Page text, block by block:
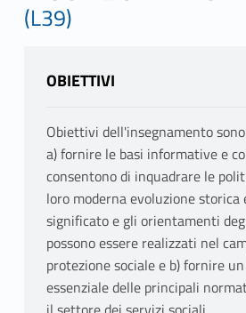
(L39)
OBIETTIVI
Obiettivi dell'insegnamento sono
a) fornire le basi informative e
consentono di inquadrare le
loro moderna evoluzione storica
significato e gli orientamenti
possono essere realizzati nel
protezione sociale e b) fornire
essenziale delle principali